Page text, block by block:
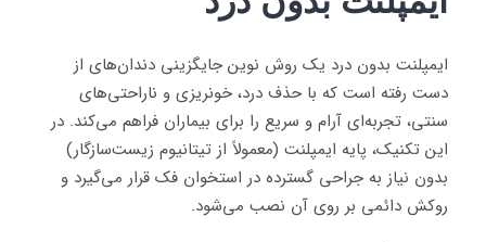
ایمپلنت بدون درد یک روش نوین جایگزینی دندان‌های از
دست رفته است که با حذف درد، خونریزی و ناراحتی‌های
سنتی، تجربه‌ای آرام و سریع را برای بیماران فراهم می‌کند. در
این تکنیک، پایه ایمپلنت (معمولاً از تیتانیوم زیست‌سازگار)
بدون نیاز به جراحی گسترده در استخوان فک قرار می‌گیرد و
روکش دائمی بر روی آن نصب می‌شود.